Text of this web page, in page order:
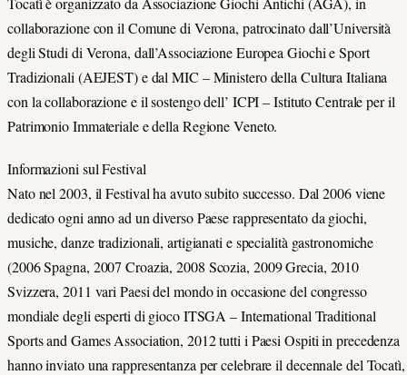
collaborazione con il Comune di Verona, patrocinato dall’Università
degli Studi di Verona, dall’Associazione Europea Giochi e Sport
Tradizionali (AEJEST) e dal MIC – Ministero della Cultura Italiana
con la collaborazione e il sostengo dell’ ICPI – Istituto Centrale per il
Patrimonio Immateriale e della Regione Veneto.
Informazioni sul Festival
Nato nel 2003, il Festival ha avuto subito successo. Dal 2006 viene
dedicato ogni anno ad un diverso Paese rappresentato da giochi,
musiche, danze tradizionali, artigianati e specialità gastronomiche
(2006 Spagna, 2007 Croazia, 2008 Scozia, 2009 Grecia, 2010
Svizzera, 2011 vari Paesi del mondo in occasione del congresso
mondiale degli esperti di gioco ITSGA – International Traditional
Sports and Games Association, 2012 tutti i Paesi Ospiti in precedenza
hanno inviato una rappresentanza per celebrare il decennale del Tocatì,